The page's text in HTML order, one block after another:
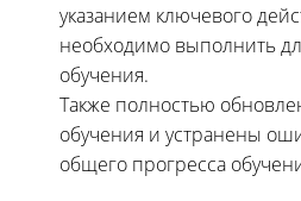
указанием ключевого
необходимо выполнить
обучения.
Также полностью
обучения и устранены
общего прогресса